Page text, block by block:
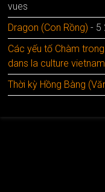
vues
Dragon (Con Rồng) - 5
Các yếu tố Chàm
dans la culture
Thời kỳ Hồng Bàng